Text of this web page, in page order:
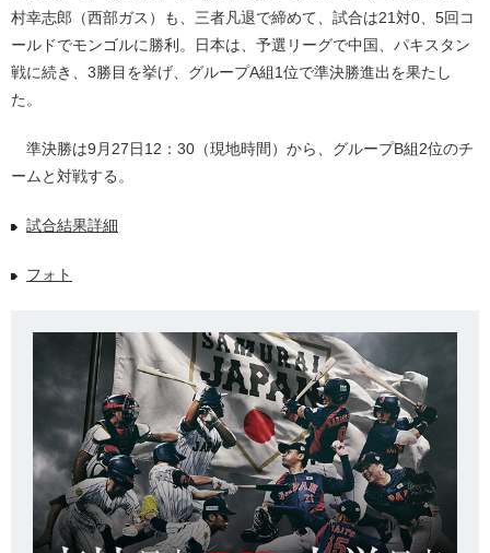
村幸志郎（西部ガス）も、三者凡退で締めて、試合は21対0、5回コ
ールドでモンゴルに勝利。日本は、予選リーグで中国、パキスタン
戦に続き、3勝目を挙げ、グループA組1位で準決勝進出を果たし
た。
準決勝は9月27日12：30（現地時間）から、グループB組2位のチ
ームと対戦する。
試合結果詳細
フォト